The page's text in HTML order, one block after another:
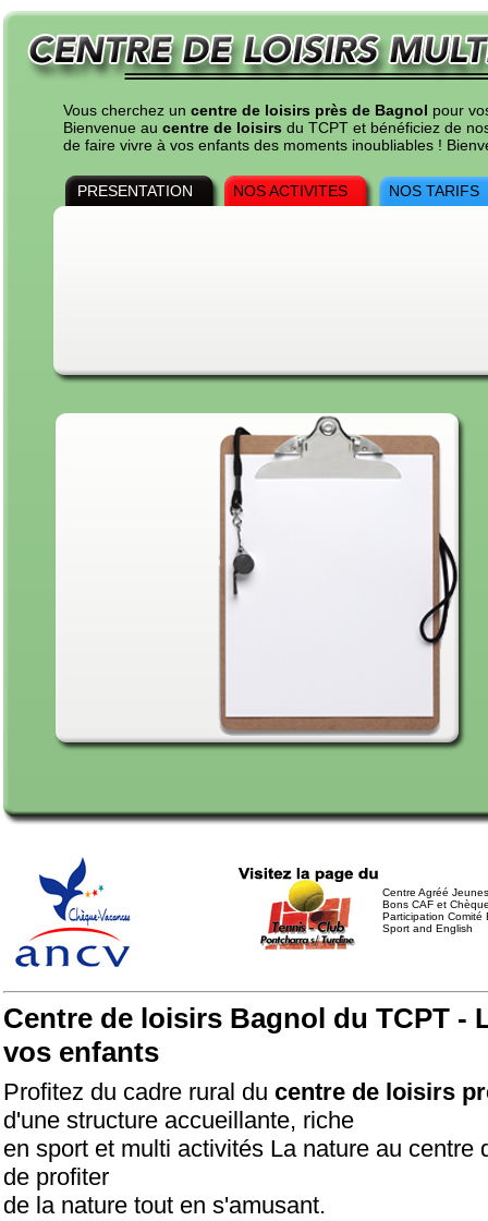
Vous cherchez un centre de loisirs près de Bagnol pour
Bienvenue au centre de loisirs du TCPT et bénéficiez de
de faire vivre à vos enfants des moments inoubliables !
PRESENTATION NOS ACTIVITES NOS TARIFS
Centre Agréé
Bons CAF et
Participation Comité
Sport and English
Centre de loisirs Bagnol du TCPT -
vos enfants
Profitez du cadre rural du centre de loisirs
d'une structure accueillante, riche
en sport et multi activités La nature au
de profiter
de la nature tout en s'amusant.